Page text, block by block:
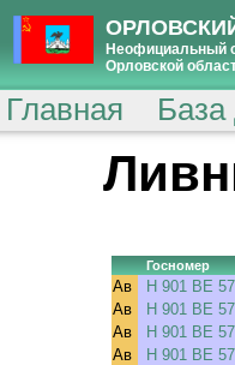
Неофициальный
Орловской
Главная
Госномер
Ав Н 901 ВЕ 57
Ав
Н 901 ВЕ 57
Ав
Н 901 ВЕ 57
Ав
Н 901 ВЕ 57